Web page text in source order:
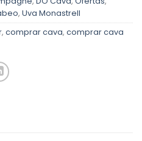
, Uva Monastrell
, comprar cava, comprar cava